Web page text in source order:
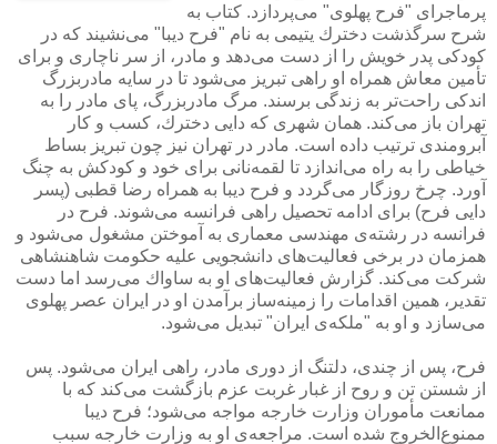
پرماجرای "فرح پهلوی" می‌پردازد. كتاب به
شرح سرگذشت دخترك یتیمی به نام "فرح دیبا" می‌نشیند كه در
كودكی پدر خویش را از دست می‌دهد و مادر، از سر ناچاری و برای
تأمین معاش همراه او راهی تبریز می‌شود تا در سایه مادربزرگ
اندكی راحت‌تر به زندگی برسند. مرگ مادربزرگ، پای مادر را به
تهران باز می‌كند. همان شهری كه دایی دخترك، كسب و كار
آبرومندی ترتیب داده است. مادر در تهران نیز چون تبریز بساط
خیاطی را به راه می‌اندازد تا لقمه‌نانی برای خود و كودكش به چنگ
آورد. چرخ روزگار می‌گردد و فرح دیبا به همراه رضا قطبی (پسر
دایی فرح) برای ادامه تحصیل راهی فرانسه می‌شوند. فرح در
فرانسه در رشته‌ی مهندسی معماری به آموختن مشغول می‌شود و
همزمان در برخی فعالیت‌های دانشجویی علیه حكومت شاهنشاهی
شركت می‌كند. گزارش فعالیت‌های او به ساواك می‌رسد اما دست
تقدیر، همین اقدامات را زمینه‌ساز برآمدن او در ایران عصر پهلوی
می‌سازد و او به "ملكه‌ی ایران" تبدیل می‌شود.
فرح، پس از چندی، دلتنگ از دوری مادر، راهی ایران می‌شود. پس
از شستن تن و روح از غبار غربت عزم بازگشت می‌كند كه با
ممانعت مأموران وزارت خارجه مواجه می‌شود؛ فرح دیبا
ممنوع‌الخروج شده است. مراجعه‌ی او به وزارت خارجه سبب